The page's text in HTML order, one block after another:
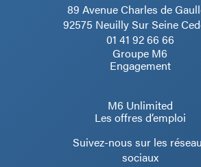
89 Avenue Charles de
92575 Neuilly Sur Seine
01 41 92 66 66
Groupe M6
Engagement
M6 Unlimited
Les offres d’emploi
Suivez-nous sur les
sociaux